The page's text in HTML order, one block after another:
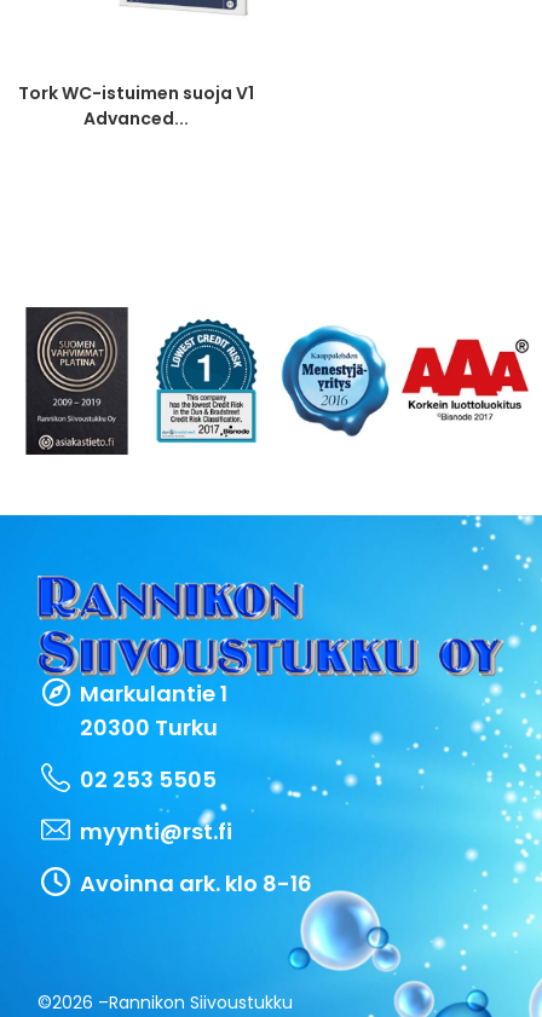
Tork WC-istuimen suoja V1
Advanced...
Markulantie 1
20300 Turku
02 253 5505
myynti@rst.fi
Avoinna ark. klo 8-16
©2026 –Rannikon Siivoustukku